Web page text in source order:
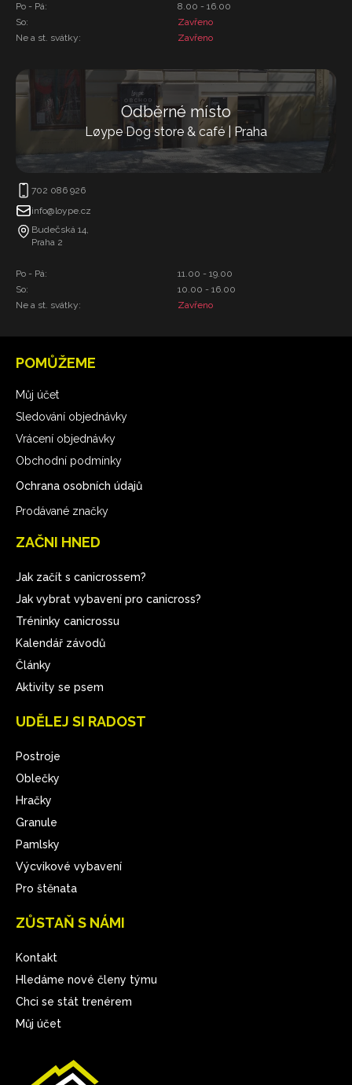
Po - Pá:
So:
Ne a st. svátky:
8.00 - 16.00
Zavřeno
Zavřeno
Odběrné místo
Løype Dog store & café | Praha
702 086 926
info@loype.cz
Budečská 14,
Praha 2
Po - Pá:
So:
Ne a st. svátky:
11.00 - 19.00
10.00 - 16.00
Zavřeno
POMŮŽEME
Můj účet
Sledování objednávky
Vrácení objednávky
Obchodní podmínky
Ochrana osobních údajů
Prodávané značky
ZAČNI HNED
Jak začít s canicrossem?
Jak vybrat vybavení pro canicross?
Tréninky canicrossu
Kalendář závodů
Články
Aktivity se psem
UDĚLEJ SI RADOST
Postroje
Oblečky
Hračky
Granule
Pamlsky
Výcvikové vybavení
Pro štěnata
ZŮSTAŇ S NÁMI
Kontakt
Hledáme nové členy týmu
Chci se stát trenérem
Můj účet